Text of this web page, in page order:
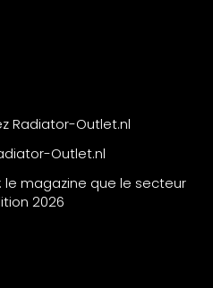
Radiator-Outlet.nl
Outlet.nl
le magazine que le secteur
2026